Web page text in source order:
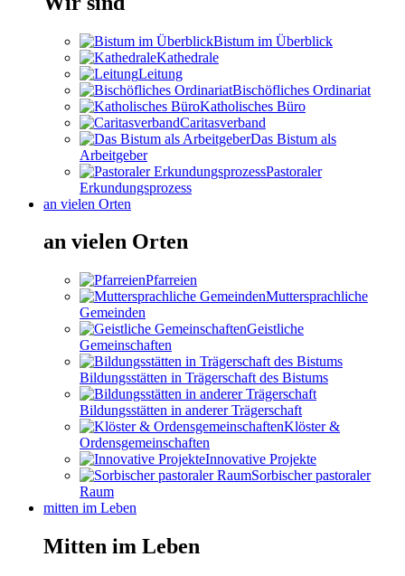
Bistum im Überblick
Kathedrale
Leitung
Bischöfliches Ordinariat
Katholisches Büro
Caritasverband
Das Bistum als
Arbeitgeber
Pastoraler
Erkundungsprozess
an vielen Orten
an vielen Orten
Pfarreien
Muttersprachliche
Gemeinden
Geistliche
Gemeinschaften
Bildungsstätten in Trägerschaft des Bistums
Bildungsstätten in anderer Trägerschaft
Klöster &
Ordensgemeinschaften
Innovative Projekte
Sorbischer pastoraler
Raum
mitten im Leben
Mitten im Leben